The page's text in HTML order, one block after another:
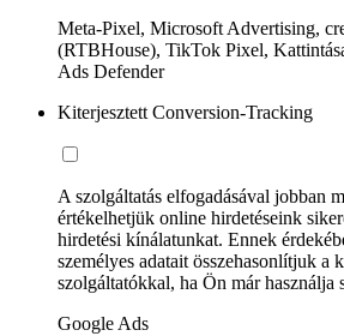
Meta-Pixel, Microsoft Advertising,
(RTBHouse), TikTok Pixel,
Ads Defender
Kiterjesztett Conversion-Tracking
A szolgáltatás elfogadásával jobban
értékelhetjük online hirdetéseink
hirdetési kínálatunkat. Ennek
személyes adatait összehasonlítjuk a
szolgáltatókkal, ha Ön már használja
Google Ads